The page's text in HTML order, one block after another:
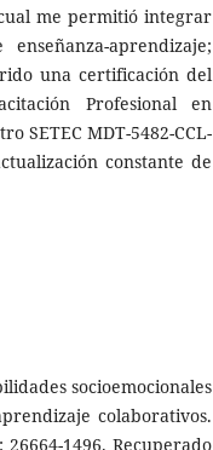
me permitió integrar
aprendizaje;
una certificación del
Profesional en
SETEC MDT-5482-CCL-
constante de
socioemocionales
colaborativos.
26664-1496. Recuperado